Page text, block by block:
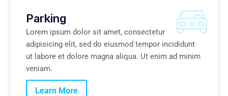
Parking
Lorem ipsum dolor sit amet, consectetur
adipisicing elit, sed do eiusmod tempor incididunt
ut labore et dolore magna aliqua. Ut enim ad minim
veniam.
Learn More